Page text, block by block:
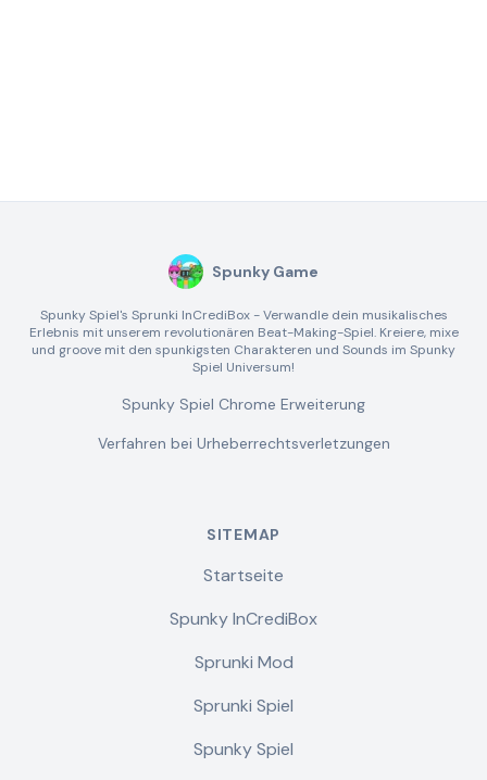
Spunky Game
Spunky Spiel's Sprunki InCrediBox - Verwandle dein musikalisches
Erlebnis mit unserem revolutionären Beat-Making-Spiel. Kreiere, mixe
und groove mit den spunkigsten Charakteren und Sounds im Spunky
Spiel Universum!
Spunky Spiel Chrome Erweiterung
Verfahren bei Urheberrechtsverletzungen
SITEMAP
Startseite
Spunky InCrediBox
Sprunki Mod
Sprunki Spiel
Spunky Spiel